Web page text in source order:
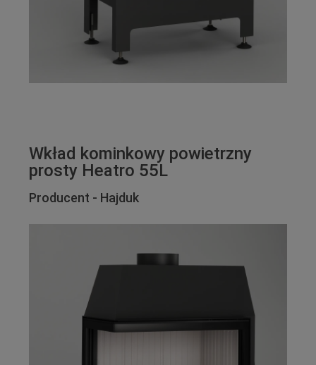
Wkład kominkowy powietrzny
prosty Heatro 55L
Producent - Hajduk